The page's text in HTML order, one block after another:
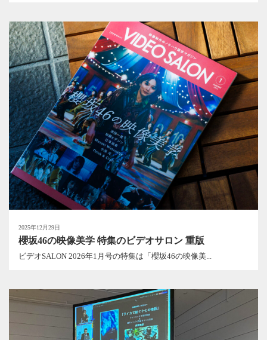
2025年12月29日
櫻坂46の映像美学 特集のビデオサロン 重版
ビデオSALON 2026年1月号の特集は「櫻坂46の映像美...